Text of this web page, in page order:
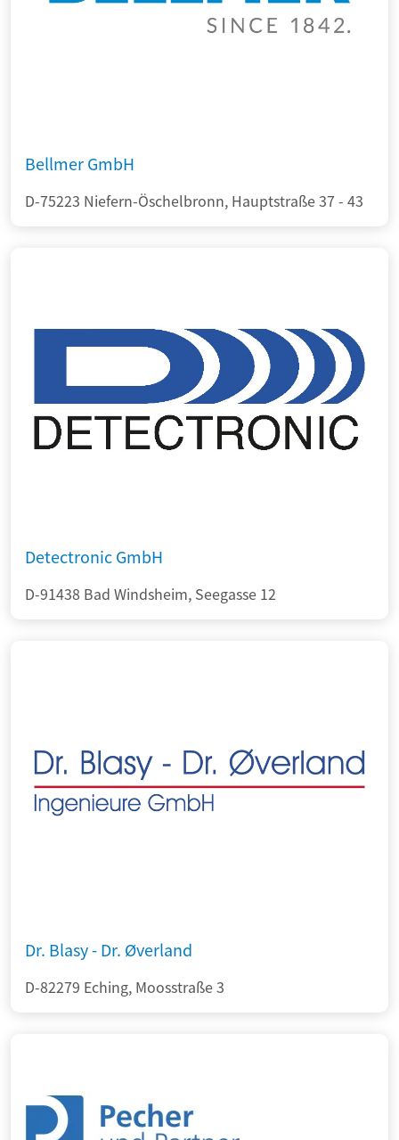
Bellmer GmbH
D-75223 Niefern-Öschelbronn, Hauptstraße 37 - 43
Detectronic GmbH
D-91438 Bad Windsheim, Seegasse 12
Dr. Blasy - Dr. Øverland
D-82279 Eching, Moosstraße 3